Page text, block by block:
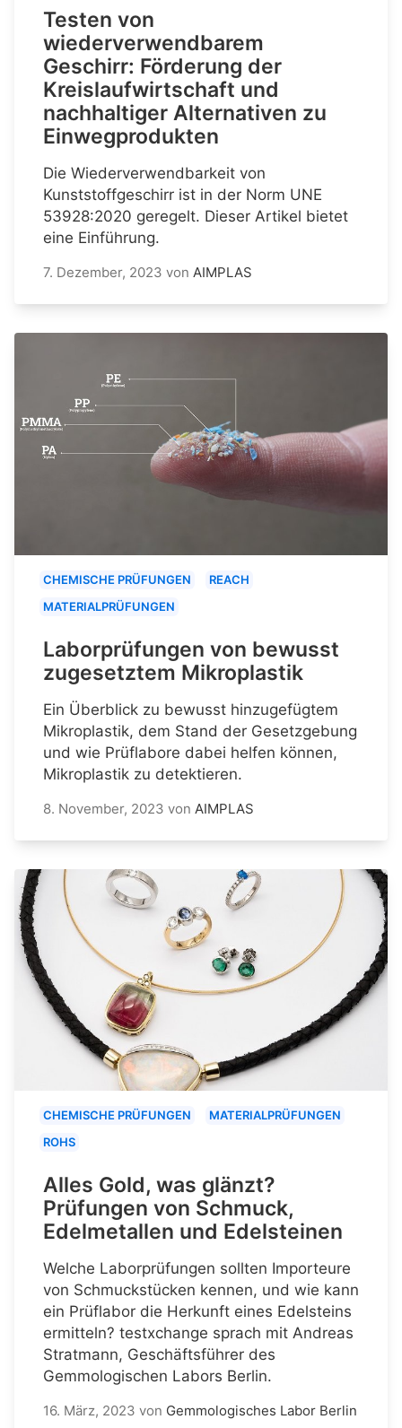
Testen von
wiederverwendbarem
Geschirr: Förderung der
Kreislaufwirtschaft und
nachhaltiger Alternativen zu
Einwegprodukten
Die Wiederverwendbarkeit von
Kunststoffgeschirr ist in der Norm UNE
53928:2020 geregelt. Dieser Artikel bietet
eine Einführung.
7. Dezember, 2023 von AIMPLAS
CHEMISCHE PRÜFUNGEN
REACH
MATERIALPRÜFUNGEN
Laborprüfungen von bewusst
zugesetztem Mikroplastik
Ein Überblick zu bewusst hinzugefügtem
Mikroplastik, dem Stand der Gesetzgebung
und wie Prüflabore dabei helfen können,
Mikroplastik zu detektieren.
8. November, 2023 von AIMPLAS
CHEMISCHE PRÜFUNGEN
MATERIALPRÜFUNGEN
ROHS
Alles Gold, was glänzt?
Prüfungen von Schmuck,
Edelmetallen und Edelsteinen
Welche Laborprüfungen sollten Importeure
von Schmuckstücken kennen, und wie kann
ein Prüflabor die Herkunft eines Edelsteins
ermitteln? testxchange sprach mit Andreas
Stratmann, Geschäftsführer des
Gemmologischen Labors Berlin.
16. März, 2023 von Gemmologisches Labor Berlin